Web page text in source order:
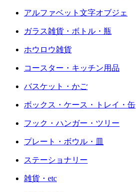
アルファベット文字オブジェ
ガラス雑貨・ボトル・瓶
ホウロウ雑貨
コースター・キッチン用品
バスケット・かご
ボックス・ケース・トレイ・缶
フック・ハンガー・ツリー
プレート・ボウル・皿
ステーショナリー
雑貨・etc